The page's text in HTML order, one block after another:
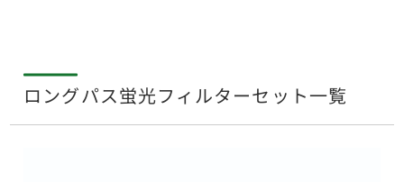
ロングパス蛍光フィルターセット一覧